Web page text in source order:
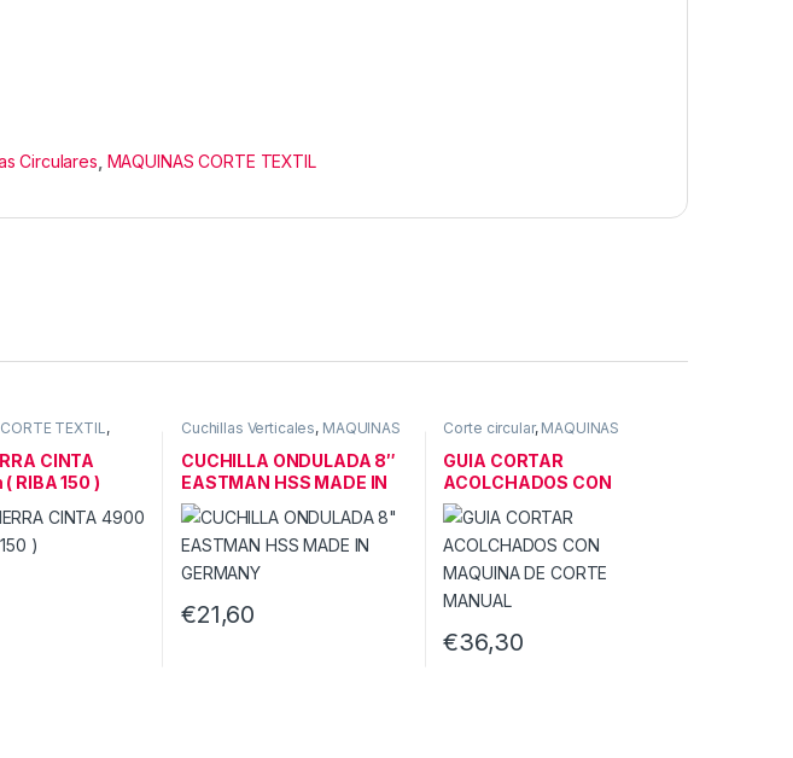
Circulares MAQUINAS CORTE TEXTIL
TEXTIL ,
CINTA
RIBA 150 )
Cuchillas Verticales, MAQUINAS
CUCHILLA ONDULADA 8″
EASTMAN HSS MADE IN
GERMANY
€21,60
Corte circular, MAQUINAS
CORTE TEXTIL
GUIA CORTAR
ACOLCHADOS CON
MAQUINA DE CORTE
MANUAL
€36,30